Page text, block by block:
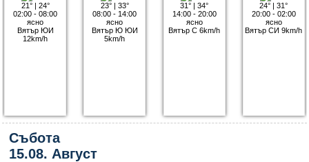
21°| 24°
02:00 - 08:00
ясно
Вятър ЮИ
12km/h
23°| 33°
08:00 - 14:00
ясно
Вятър Ю ЮИ
5km/h
31° |34°
14:00 - 20:00
ясно
Вятър С 6km/h
24° |31°
20:00 - 02:00
ясно
Вятър СИ 9km/h
Събота
15.08. Август